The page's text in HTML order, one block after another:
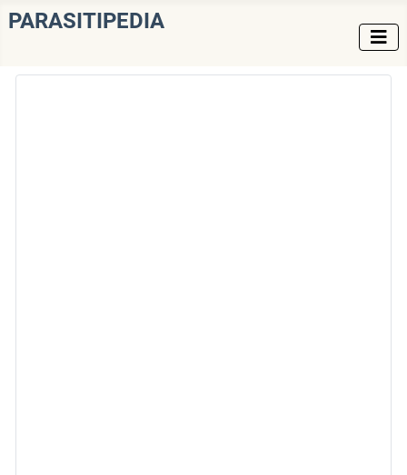
PARASITIPEDIA